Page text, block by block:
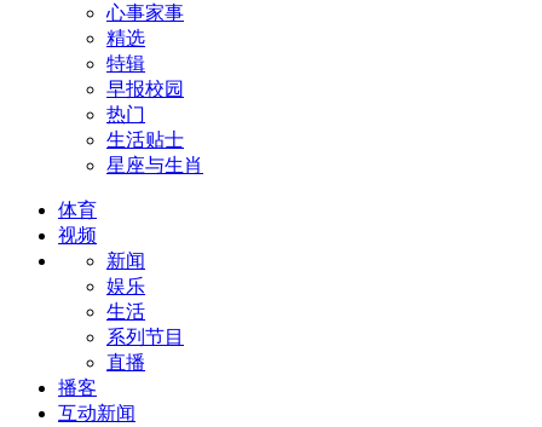
心事家事
精选
特辑
早报校园
热门
生活贴士
星座与生肖
体育
视频
新闻
娱乐
生活
系列节目
直播
播客
互动新闻